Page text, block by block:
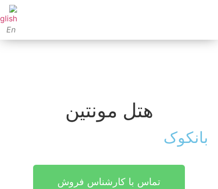
En
هتل مونتین
بانکوک
تماس با کارشناس فروش